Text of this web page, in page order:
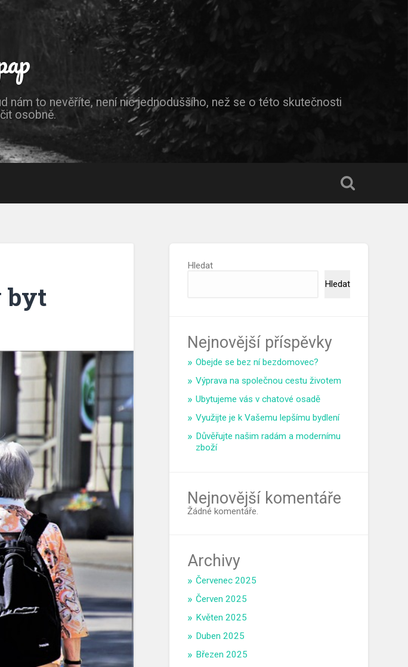
nám to nevěříte, není nic jednoduššího, než se o této skutečnosti
osobně.
byt
Hledat
Hledat
Nejnovější příspěvky
Obejde se bez ní bezdomovec?
Výprava na společnou cestu životem
Ubytujeme vás v chatové osadě
Využijte je k Vašemu lepšímu bydlení
Důvěřujte našim radám a modernímu
zboží
Nejnovější komentáře
Žádné komentáře.
Archivy
Červenec 2025
Červen 2025
Květen 2025
Duben 2025
Březen 2025